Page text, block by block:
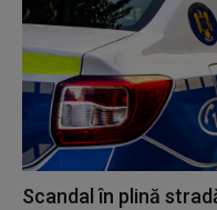
Scandal în plină